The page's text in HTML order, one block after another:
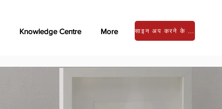
Knowledge Centre More